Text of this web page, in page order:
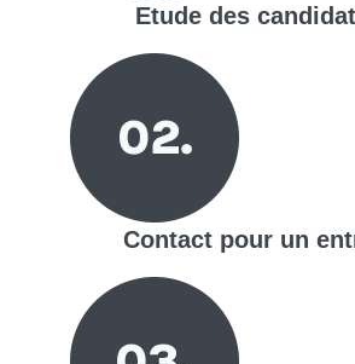
Etude des
Contact pour un